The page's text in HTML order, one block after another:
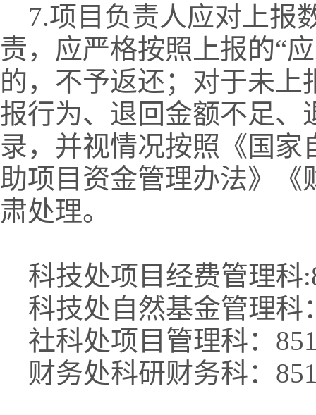
7.项目负责人应对上报
责，应严格按照上报的“
的，不予返还；对于未
报行为、退回金额不足、
录，并视情况按照《国
助项目资金管理办法》《
肃处理。
科技处项目经费管理科
科技处自然基金管理科
社科处项目管理科：
财务处科研财务科：